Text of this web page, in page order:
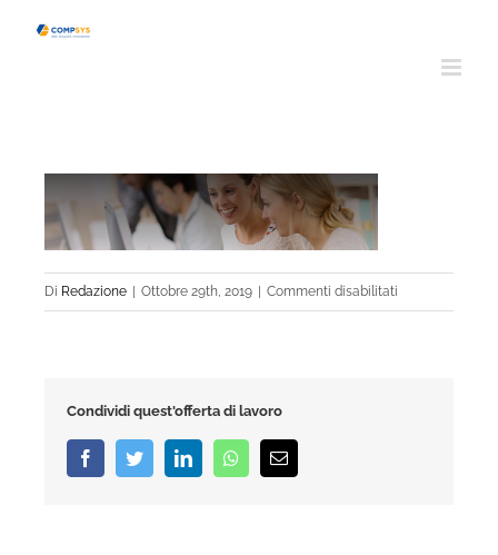
Di Redazione Ottobre 29th, 2019 Commenti disabilitati
formazione
Condividi quest'offerta di lavoro
FacebookTwitterLinkedInWhatsappEmail